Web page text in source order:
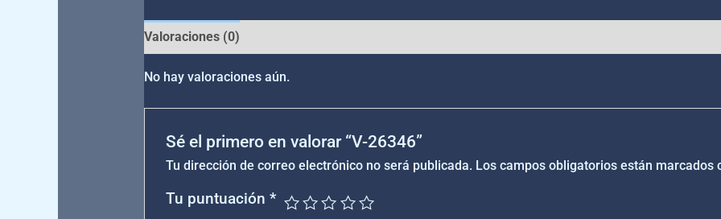
Valoraciones (0)
No hay valoraciones aún.
Sé el primero en valorar “V-26346”
Tu dirección de correo electrónico no será publicada. Los campos obligatorios están marcados
Tu puntuación*